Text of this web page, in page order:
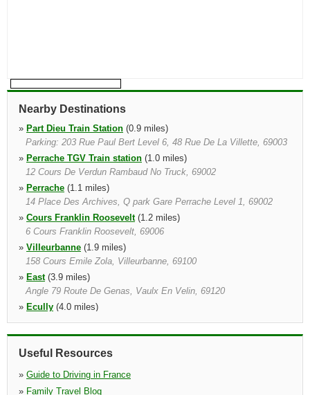
Nearby Destinations
» Part Dieu Train Station (0.9 miles)
Parking: 203 Rue Paul Bert Level 6, 48 Rue De La Villette, 69003
» Perrache TGV Train station (1.0 miles)
12 Cours De Verdun Rambaud No Truck, 69002
» Perrache (1.1 miles)
14 Place Des Archives, Q park Gare Perrache Level 1, 69002
» Cours Franklin Roosevelt(1.2 miles)
6 Cours Franklin Roosevelt, 69006
» Villeurbanne (1.9 miles)
158 Cours Emile Zola, Villeurbanne, 69100
» East(3.9 miles)
Angle 79 Route De Genas, Vaulx En Velin, 69120
» Ecully (4.0 miles)
11 Ave Guy De Gollongue, Ecully, 69130
»Chassieu(6.0 miles)
5 Av Des Freres Montgolfier, Chassieu, 69680
Useful Resources
» Guide to Driving in France
» Family Travel Blog